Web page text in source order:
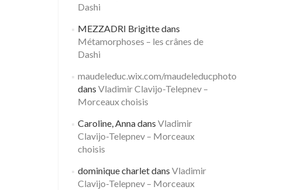
Dashi
MEZZADRI Brigittedans
Métamorphoses – les crânes de
Dashi
maudeleduc.wix.com/maudeleducphoto
dans Vladimir Clavijo-Telepnev –
Morceaux choisis
Caroline, Annadans Vladimir
Clavijo-Telepnev – Morceaux
choisis
dominique charletdans Vladimir
Clavijo-Telepnev – Morceaux